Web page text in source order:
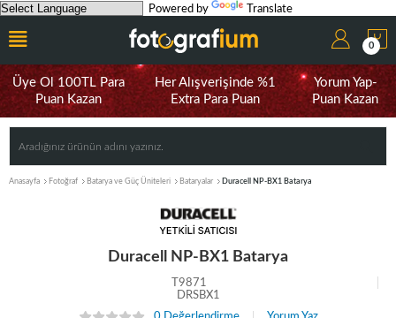
Powered by Translate
0
Üye Ol 100TL Para
Puan Kazan
Her Alışverişinde %1
Extra Para Puan
Yorum Yap-
Puan Kazan
Anasayfa Fotoğraf Batarya ve Güç Üniteleri Bataryalar Duracell NP-BX1 Batarya
Duracell NP-BX1 Batarya
T9871
DRSBX1